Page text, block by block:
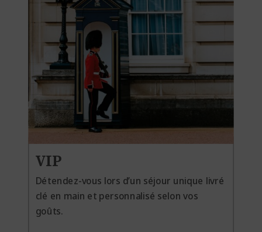
VIP
Détendez-vous lors d’un séjour unique livré
clé en main et personnalisé selon vos
goûts.